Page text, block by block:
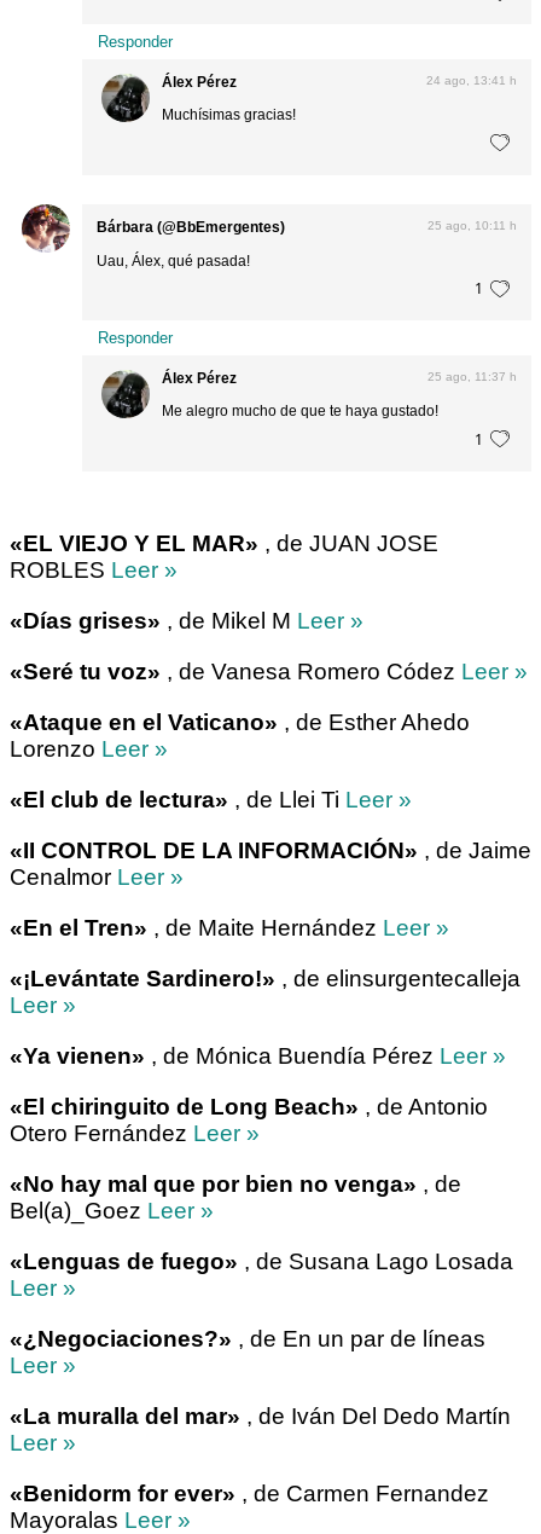
Responder
Álex Pérez 24 ago, 13:41 h
Muchísimas gracias!
Bárbara (@BbEmergentes) 25 ago, 10:11 h
Uau, Álex, qué pasada!
1
Responder
Álex Pérez 25 ago, 11:37 h
Me alegro mucho de que te haya gustado!
1
«EL VIEJO Y EL MAR» , de JUAN JOSE
ROBLES Leer »
«Días grises» , de Mikel M Leer »
«Seré tu voz» , de Vanesa Romero Códez Leer »
«Ataque en el Vaticano» , de Esther Ahedo
Lorenzo Leer »
«El club de lectura» , de Llei Ti Leer »
«II CONTROL DE LA INFORMACIÓN» , de Jaime
Cenalmor Leer »
«En el Tren» , de Maite Hernández Leer »
«¡Levántate Sardinero!» , de elinsurgentecalleja
Leer »
«Ya vienen» , de Mónica Buendía Pérez Leer »
«El chiringuito de Long Beach» , de Antonio
Otero Fernández Leer »
«No hay mal que por bien no venga» , de
Bel(a)_Goez Leer »
«Lenguas de fuego» , de Susana Lago Losada
Leer »
«¿Negociaciones?» , de En un par de líneas
Leer »
«La muralla del mar» , de Iván Del Dedo Martín
Leer »
«Benidorm for ever» , de Carmen Fernandez
Mayoralas Leer »